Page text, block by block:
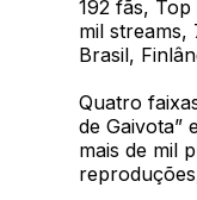
192 fãs,
mil streams,
Brasil,
Quatro
de Gaivota”
mais de mil